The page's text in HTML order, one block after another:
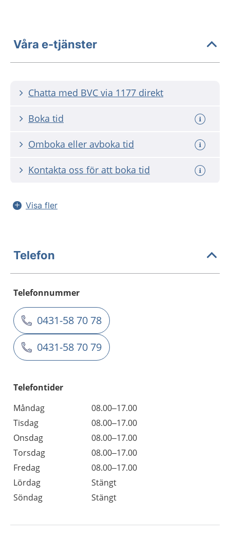
Våra e-tjänster
Chatta med BVC via 1177 direkt
Boka tid
Omboka eller avboka tid
Kontakta oss för att boka tid
Visa fler
Telefon
Telefonnummer
0431-58 70 78
0431-58 70 79
Telefontider
Måndag
08.00–17.00
Tisdag
08.00–17.00
Onsdag
08.00–17.00
Torsdag
08.00–17.00
Fredag
08.00–17.00
Lördag
Stängt
Söndag
Stängt